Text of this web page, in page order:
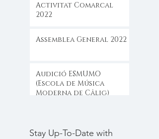
Activitat Comarcal
2022
Assemblea General 2022
Audició ESMUMO
(Escola de Música
Moderna de Câlig)
Stay Up-To-Date with